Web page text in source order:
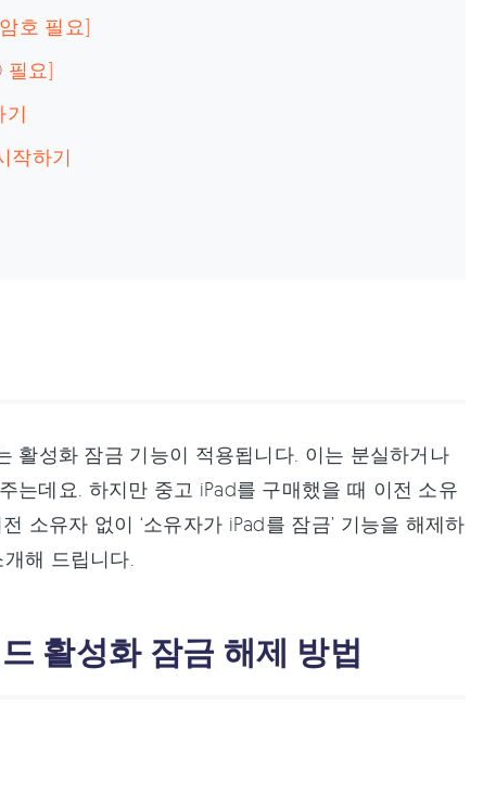
호 필요]
필요]
기
작하기
활성화 잠금 기능이 적용됩니다. 이는 분실하거나
는데요. 하지만 중고 iPad를 구매했을 때 이전 소유
소유자 없이 ‘소유자가 iPad를 잠금’ 기능을 해제하
해 드립니다.
활성화 잠금 해제 방법